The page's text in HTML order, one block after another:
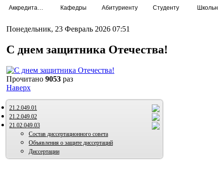
Кафедры Абитуриенту Студенту
Понедельник, 23 Февраль 2026 07:51
С днем защитника Отечества!
Прочитано 9053 раз
Наверх
21.2.049.01
21.2.049.02
21.02.049.03
Состав диссертационного совета
Объявления о защите диссертаций
Диссертации